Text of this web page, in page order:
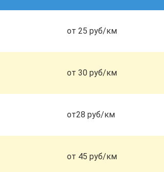
от 25 руб/км
от 30 руб/км
от28 руб/км
от 45 руб/км